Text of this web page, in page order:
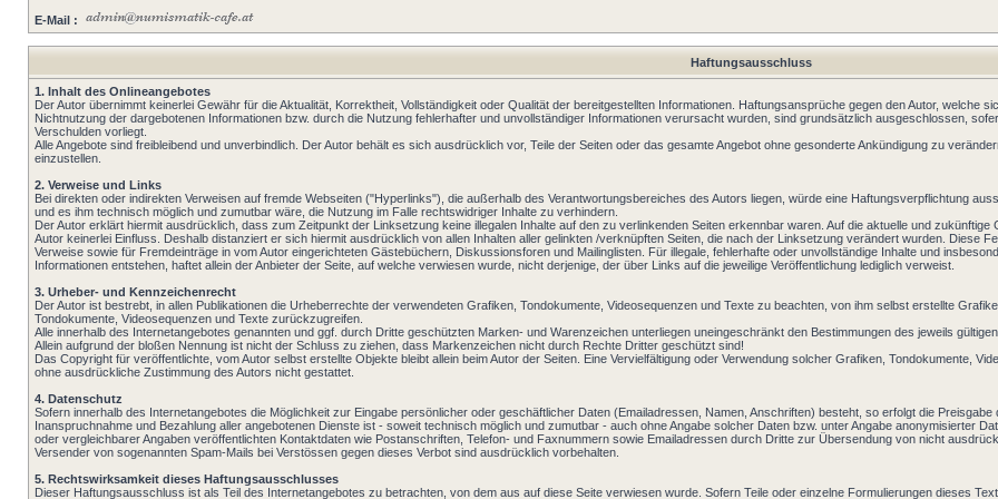
E-Mail :
Haftungsausschluss
1. Inhalt des Onlineangebotes
Der Autor übernimmt keinerlei Gewähr für die Aktualität, Korrektheit, Vollständigkeit oder Qualität der bereitgestellten Informationen. Haftungsansprüche gegen den Autor, welche
Nichtnutzung der dargebotenen Informationen bzw. durch die Nutzung fehlerhafter und unvollständiger Informationen verursacht wurden, sind grundsätzlich ausgeschlossen,
Verschulden vorliegt.
Alle Angebote sind freibleibend und unverbindlich. Der Autor behält es sich ausdrücklich vor, Teile der Seiten oder das gesamte Angebot ohne gesonderte Ankündigung zu
einzustellen.
2. Verweise und Links
Bei direkten oder indirekten Verweisen auf fremde Webseiten ("Hyperlinks"), die außerhalb des Verantwortungsbereiches des Autors liegen, würde eine Haftungsverpflichtung
und es ihm technisch möglich und zumutbar wäre, die Nutzung im Falle rechtswidriger Inhalte zu verhindern.
Der Autor erklärt hiermit ausdrücklich, dass zum Zeitpunkt der Linksetzung keine illegalen Inhalte auf den zu verlinkenden Seiten erkennbar waren. Auf die aktuelle und
Autor keinerlei Einfluss. Deshalb distanziert er sich hiermit ausdrücklich von allen Inhalten aller gelinkten /verknüpften Seiten, die nach der Linksetzung verändert wurden. Diese
Verweise sowie für Fremdeinträge in vom Autor eingerichteten Gästebüchern, Diskussionsforen und Mailinglisten. Für illegale, fehlerhafte oder unvollständige Inhalte und
Informationen entstehen, haftet allein der Anbieter der Seite, auf welche verwiesen wurde, nicht derjenige, der über Links auf die jeweilige Veröffentlichung lediglich verweist.
3. Urheber- und Kennzeichenrecht
Der Autor ist bestrebt, in allen Publikationen die Urheberrechte der verwendeten Grafiken, Tondokumente, Videosequenzen und Texte zu beachten, von ihm selbst erstellte
Tondokumente, Videosequenzen und Texte zurückzugreifen.
Alle innerhalb des Internetangebotes genannten und ggf. durch Dritte geschützten Marken- und Warenzeichen unterliegen uneingeschränkt den Bestimmungen des jeweils
Allein aufgrund der bloßen Nennung ist nicht der Schluss zu ziehen, dass Markenzeichen nicht durch Rechte Dritter geschützt sind!
Das Copyright für veröffentlichte, vom Autor selbst erstellte Objekte bleibt allein beim Autor der Seiten. Eine Vervielfältigung oder Verwendung solcher Grafiken, Tondokumente,
ohne ausdrückliche Zustimmung des Autors nicht gestattet.
4. Datenschutz
Sofern innerhalb des Internetangebotes die Möglichkeit zur Eingabe persönlicher oder geschäftlicher Daten (Emailadressen, Namen, Anschriften) besteht, so erfolgt die
Inanspruchnahme und Bezahlung aller angebotenen Dienste ist - soweit technisch möglich und zumutbar - auch ohne Angabe solcher Daten bzw. unter Angabe anonymisierter
oder vergleichbarer Angaben veröffentlichten Kontaktdaten wie Postanschriften, Telefon- und Faxnummern sowie Emailadressen durch Dritte zur Übersendung von nicht
Versender von sogenannten Spam-Mails bei Verstössen gegen dieses Verbot sind ausdrücklich vorbehalten.
5. Rechtswirksamkeit dieses Haftungsausschlusses
Dieser Haftungsausschluss ist als Teil des Internetangebotes zu betrachten, von dem aus auf diese Seite verwiesen wurde. Sofern Teile oder einzelne Formulierungen dieses